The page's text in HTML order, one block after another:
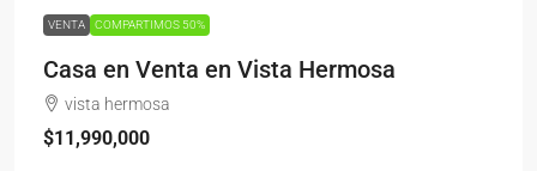
VENTA COMPARTIMOS 50%
Casa en Venta en Vista Hermosa
vista hermosa
$11,990,000